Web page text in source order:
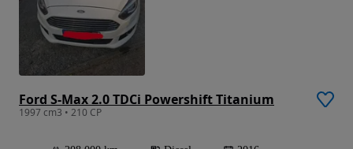
Ford S-Max 2.0 TDCi Powershift Titanium
1997 cm3 • 210 CP